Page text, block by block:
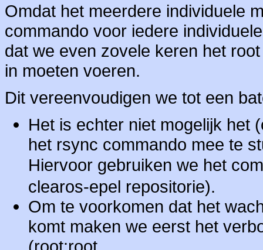
Omdat het meerdere individuele
commando voor iedere
dat we even zovele keren het
in moeten voeren.
Dit vereenvoudigen we tot een
Het is echter niet mogelijk het
het rsync commando mee te
Hiervoor gebruiken we het
clearos-epel repositorie).
Om te voorkomen dat het
komt maken we eerst het